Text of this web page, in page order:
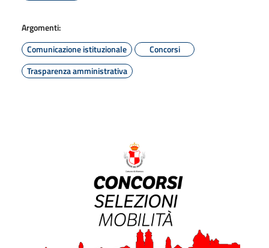
Argomenti:
Comunicazione istituzionale
Concorsi
Trasparenza amministrativa